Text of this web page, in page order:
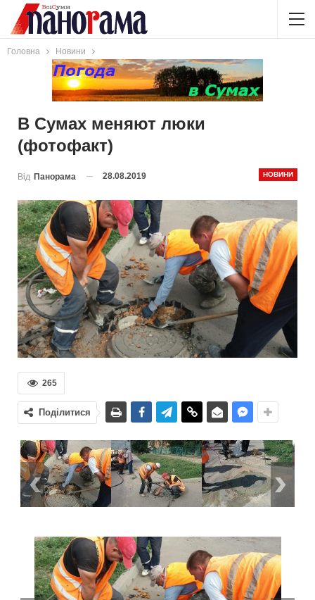
Головна Новини
В Сумах меняют люки
(фотофакт)
НОВИНИ
Від Панорама 28.08.2019
265
Поділитися